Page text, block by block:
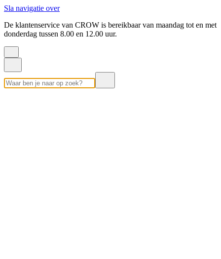
Sla navigatie over
De klantenservice van CROW is bereikbaar van maandag tot en met
donderdag tussen 8.00 en 12.00 uur.